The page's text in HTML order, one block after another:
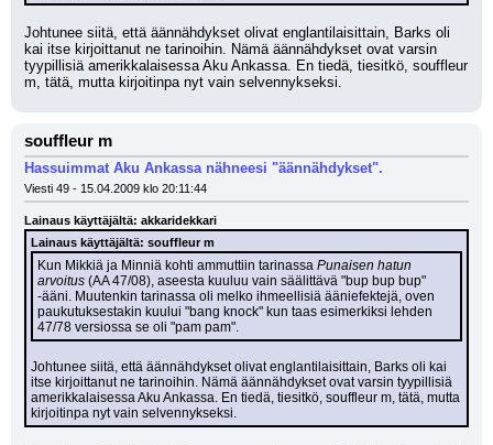
Johtunee siitä, että äännähdykset olivat englantilaisittain, Barks oli
kai itse kirjoittanut ne tarinoihin. Nämä äännähdykset ovat varsin
tyypillisiä amerikkalaisessa Aku Ankassa. En tiedä, tiesitkö, souffleur
m, tätä, mutta kirjoitinpa nyt vain selvennykseksi.
souffleur m
Hassuimmat Aku Ankassa nähneesi "äännähdykset".
Viesti 49 - 15.04.2009 klo 20:11:44
Lainaus käyttäjältä: akkaridekkari
Lainaus käyttäjältä: souffleur m
Kun Mikkiä ja Minniä kohti ammuttiin tarinassa Punaisen hatun
arvoitus (AA 47/08), aseesta kuuluu vain säälittävä "bup bup bup"
-ääni. Muutenkin tarinassa oli melko ihmeellisiä ääniefektejä, oven
paukutuksestakin kuului "bang knock" kun taas esimerkiksi lehden
47/78 versiossa se oli "pam pam".
Johtunee siitä, että äännähdykset olivat englantilaisittain, Barks oli kai
itse kirjoittanut ne tarinoihin. Nämä äännähdykset ovat varsin tyypillisiä
amerikkalaisessa Aku Ankassa. En tiedä, tiesitkö, souffleur m, tätä, mutta
kirjoitinpa nyt vain selvennykseksi.